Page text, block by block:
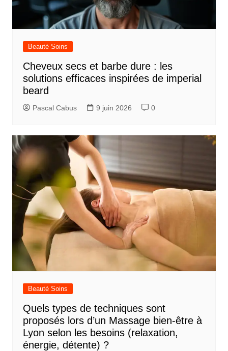
Beauté Soins
Cheveux secs et barbe dure : les
solutions efficaces inspirées de imperial
beard
Pascal Cabus 9 juin 2026 0
Beauté Soins
Quels types de techniques sont
proposés lors d’un Massage bien-être à
Lyon selon les besoins (relaxation,
énergie, détente) ?